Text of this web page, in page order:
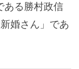
ある勝村政信
婚さん」であ